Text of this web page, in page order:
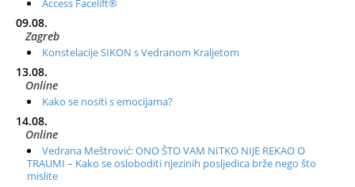
Access Facelift®
09.08.
Zagreb
Konstelacije SIKON s Vedranom Kraljetom
13.08.
Online
Kako se nositi s emocijama?
14.08.
Online
Vedrana Meštrović: ONO ŠTO VAM NITKO NIJE REKAO O
TRAUMI – Kako se osloboditi njezinih posljedica brže nego što
mislite